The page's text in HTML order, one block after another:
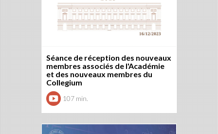
Séance de réception des nouveaux
membres associés de l'Académie
et des nouveaux membres du
Collegium
107 min.